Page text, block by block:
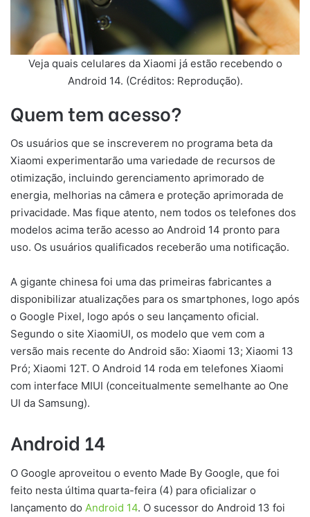
Veja quais celulares da Xiaomi já estão recebendo o
Android 14. (Créditos: Reprodução).
Quem tem acesso?
Os usuários que se inscreverem no programa beta da
Xiaomi experimentarão uma variedade de recursos de
otimização, incluindo gerenciamento aprimorado de
energia, melhorias na câmera e proteção aprimorada de
privacidade. Mas fique atento, nem todos os telefones dos
modelos acima terão acesso ao Android 14 pronto para
uso. Os usuários qualificados receberão uma notificação.
A gigante chinesa foi uma das primeiras fabricantes a
disponibilizar atualizações para os smartphones, logo após
o Google Pixel, logo após o seu lançamento oficial.
Segundo o site XiaomiUI, os modelo que vem com a
versão mais recente do Android são: Xiaomi 13; Xiaomi 13
Pró; Xiaomi 12T. O Android 14 roda em telefones Xiaomi
com interface MIUI (conceitualmente semelhante ao One
UI da Samsung).
Android 14
O Google aproveitou o evento Made By Google, que foi
feito nesta última quarta-feira (4) para oficializar o
lançamento do Android 14. O sucessor do Android 13 foi